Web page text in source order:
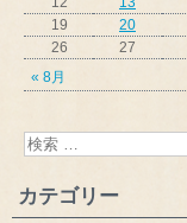
« 8月
19
20
26
27
カテゴリー